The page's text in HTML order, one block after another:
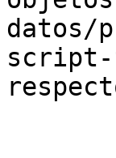
datos/
script-